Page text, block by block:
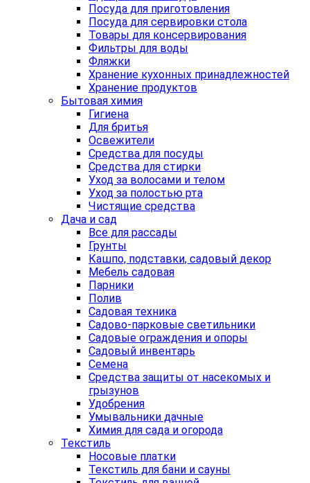
Посуда для приготовления
Посуда для сервировки стола
Товары для консервирования
Фильтры для воды
Фляжки
Хранение кухонных принадлежностей
Хранение продуктов
Бытовая химия
Гигиена
Для бритья
Освежители
Средства для посуды
Средства для стирки
Уход за волосами и телом
Уход за полостью рта
Чистящие средства
Дача и сад
Все для рассады
Грунты
Кашпо, подставки, садовый декор
Мебель садовая
Парники
Полив
Садовая техника
Садово-парковые светильники
Садовые ограждения и опоры
Садовый инвентарь
Семена
Средства защиты от насекомых и
грызунов
Удобрения
Умывальники дачные
Химия для сада и огорода
Текстиль
Носовые платки
Текстиль для бани и сауны